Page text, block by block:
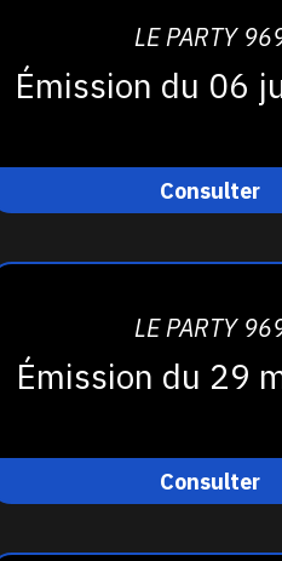
LE PARTY
Émission du 06
Consulter
LE PARTY
Émission du 29
Consulter